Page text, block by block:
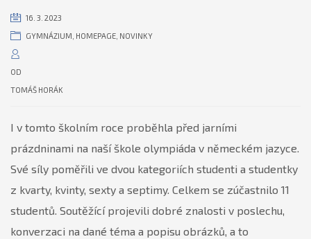
16. 3. 2023
GYMNÁZIUM HOMEPAGE NOVINKY
OD
TOMÁŠ HORÁK
I v tomto školním roce proběhla před jarními
prázdninami na naší škole olympiáda v německém jazyce.
Své síly poměřili ve dvou kategoriích studenti a studentky
z kvarty, kvinty, sexty a septimy. Celkem se zúčastnilo 11
studentů. Soutěžící projevili dobré znalosti v poslechu,
konverzaci na dané téma a popisu obrázků, a to